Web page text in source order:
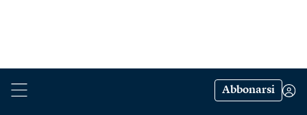
Abbonarsi